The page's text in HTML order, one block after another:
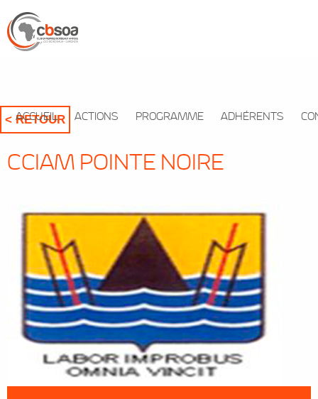
ACCUEIL ACTIONS PROGRAMME ADHÉRENTS
< RETOUR
CCIAM POINTE NOIRE